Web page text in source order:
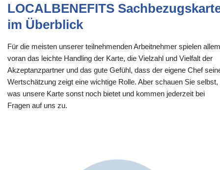
LOCALBENEFITS
im Überblick
Für die meisten unserer teilnehmenden Arbeitnehmer spielen allem
voran das leichte Handling der Karte, die Vielzahl und Vielfalt der
Akzeptanzpartner und das gute Gefühl, dass der eigene Chef
Wertschätzung zeigt eine wichtige Rolle. Aber schauen Sie selbst,
was unsere Karte sonst noch bietet und kommen jederzeit bei
Fragen auf uns zu.